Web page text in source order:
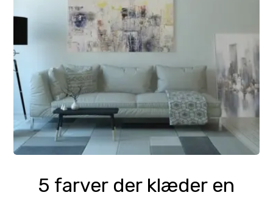
5 farver der klæder en